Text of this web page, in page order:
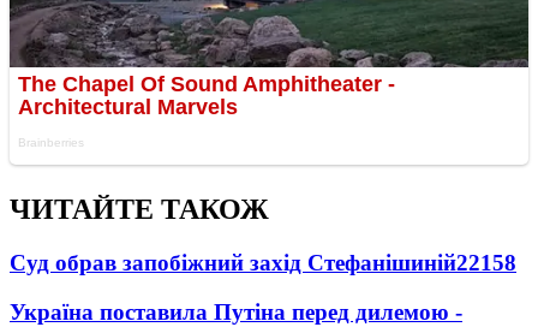
ЧИТАЙТЕ ТАКОЖ
Суд обрав запобіжний захід Стефанішиній22158
Україна поставила Путіна перед дилемою -